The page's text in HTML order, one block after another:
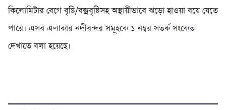
কিলোমিটার বেগে বৃষ্টি/বজ্রবৃষ্টিসহ অস্থায়ীভাবে ঝড়ো হাওয়া বয়ে যেতে
পারে। এসব এলাকার নদীবন্দর সমূহকে ১ নম্বর সতর্ক সংকেত
দেখাতে বলা হয়েছে।